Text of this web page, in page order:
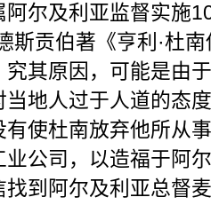
阿尔及利亚监督实施
斯贡伯著《亨利·杜
究其原因，可能是由
当地人过于人道的态
杜南放弃他所从
业公司，以造福于阿
找到阿尔及利亚总督